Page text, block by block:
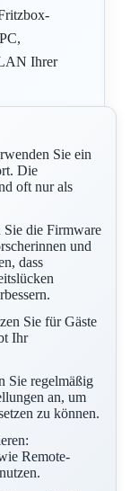
Ihrer
Sie ein
Die
oft nur als
Sie die Firmware
und
dass
Sie für Gäste
Ihr
Sie regelmäßig
an, um
zu können.
Remote-